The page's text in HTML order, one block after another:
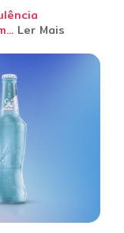
Ler Mais